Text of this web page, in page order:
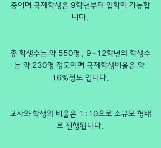
중이며 국제학생은 9학년부터 입학이 가능합
니다.
총 학생수는 약 550명, 9-12학년의 학생수
는 약 230명 정도이며 국제학생비율은 약
16%정도 입니다.
교사와 학생의 비율은 1:10으로 소규모 형태
로 진행됩니다.